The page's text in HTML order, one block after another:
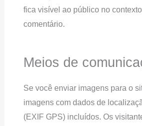
fica visível ao público no
comentário.
Meios de
Se você enviar imagens para o
imagens com dados de
(EXIF GPS) incluídos. Os